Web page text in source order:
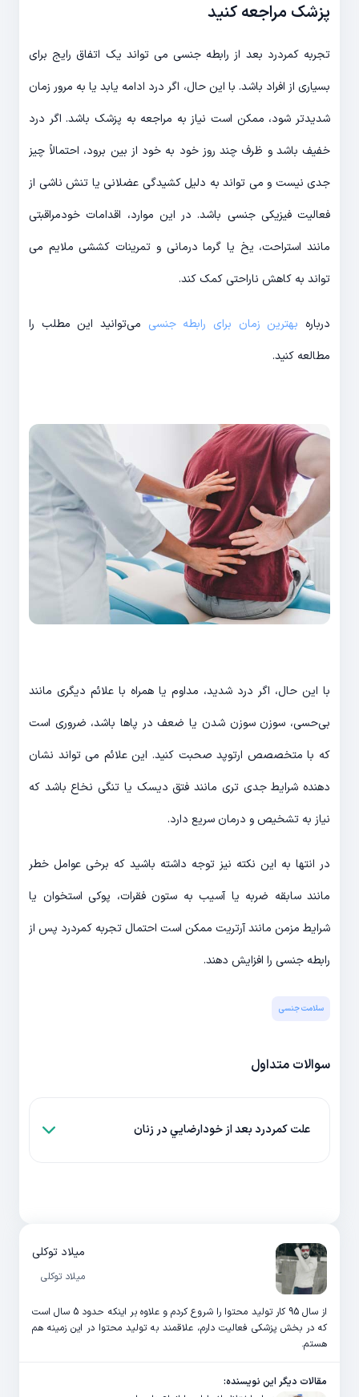
پزشک مراجعه کنید
تجربه کمردرد بعد از رابطه جنسی می تواند یک اتفاق رایج برای
بسیاری از افراد باشد. با این حال، اگر درد ادامه یابد یا به مرور زمان
شدیدتر شود، ممکن است نیاز به مراجعه به پزشک باشد. اگر درد
خفیف باشد و ظرف چند روز خود به خود از بین برود، احتمالاً چیز
جدی نیست و می تواند به دلیل کشیدگی عضلانی یا تنش ناشی از
فعالیت فیزیکی جنسی باشد. در این موارد، اقدامات خودمراقبتی
مانند استراحت، یخ یا گرما درمانی و تمرینات کششی ملایم می
تواند به کاهش ناراحتی کمک کند.
درباره بهترین زمان برای رابطه جنسی می‌توانید این مطلب را
مطالعه کنید.
با این حال، اگر درد شدید، مداوم یا همراه با علائم دیگری مانند
بی‌حسی، سوزن سوزن شدن یا ضعف در پاها باشد، ضروری است
که با متخصصص ارتوپد صحبت کنید. این علائم می تواند نشان
دهنده شرایط جدی تری مانند فتق دیسک یا تنگی نخاع باشد که
نیاز به تشخیص و درمان سریع دارد.
در انتها به این نکته نیز توجه داشته باشید که برخی عوامل خطر
مانند سابقه ضربه یا آسیب به ستون فقرات، پوکی استخوان یا
شرایط مزمن مانند آرتریت ممکن است احتمال تجربه کمردرد پس از
رابطه جنسی را افزایش دهند.
سلامت جنسی
سوالات متداول
علت کمردرد بعد از خودارضايي در زنان
میلاد توکلی
میلاد توکلی
از سال 95 کار تولید محتوا را شروع کردم و علاوه بر اینکه حدود 5 سال است
که در بخش پزشکی فعالیت دارم، علاقمند به تولید محتوا در این زمینه هم
هستم.
مقالات دیگر این نویسنده: